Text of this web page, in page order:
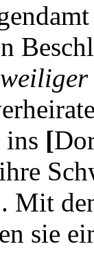
ins [
. Mit
sie